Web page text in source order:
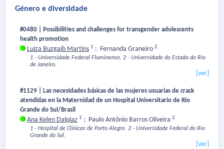
Género e diversidade
#0480 | Possibilities and challenges for transgender adolescents
health promotion
Luiza Buzgaib Martins 1 ; Fernanda Graneiro 2
1 - Universidade Federal Fluminense. 2 - Universidade do Estado do Rio
de Janeiro.
[ver]
#1129 | Las necesidades básicas de las mujeres usuarias de crack
atendidas en la Maternidad de un Hospital Universitario de Rio
Grande do Sul/Brasil
Ana Kelen Dalpiaz 1 ; Paulo Antônio Barros Oliveira 2
1 - Hospital de Clínicas de Porto Alegre. 2 - Universidade Federal do Rio
Grande do Sul.
[ver]